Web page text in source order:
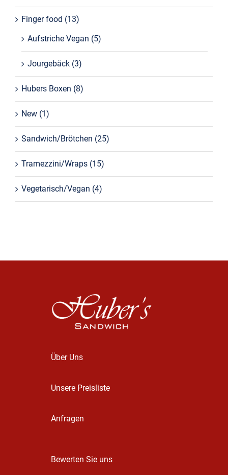
Finger food (13)
Aufstriche Vegan (5)
Jourgebäck (3)
Hubers Boxen (8)
New (1)
Sandwich/Brötchen (25)
Tramezzini/Wraps (15)
Vegetarisch/Vegan (4)
Über Uns
Unsere Preisliste
Anfragen
Bewerten Sie uns